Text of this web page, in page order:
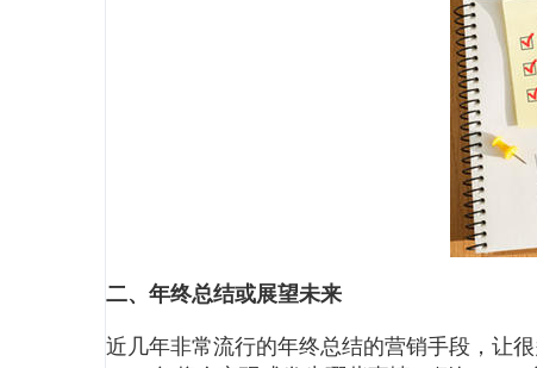
二、年终总结或展望未来
近几年非常流行的年终总结的营销手段，让